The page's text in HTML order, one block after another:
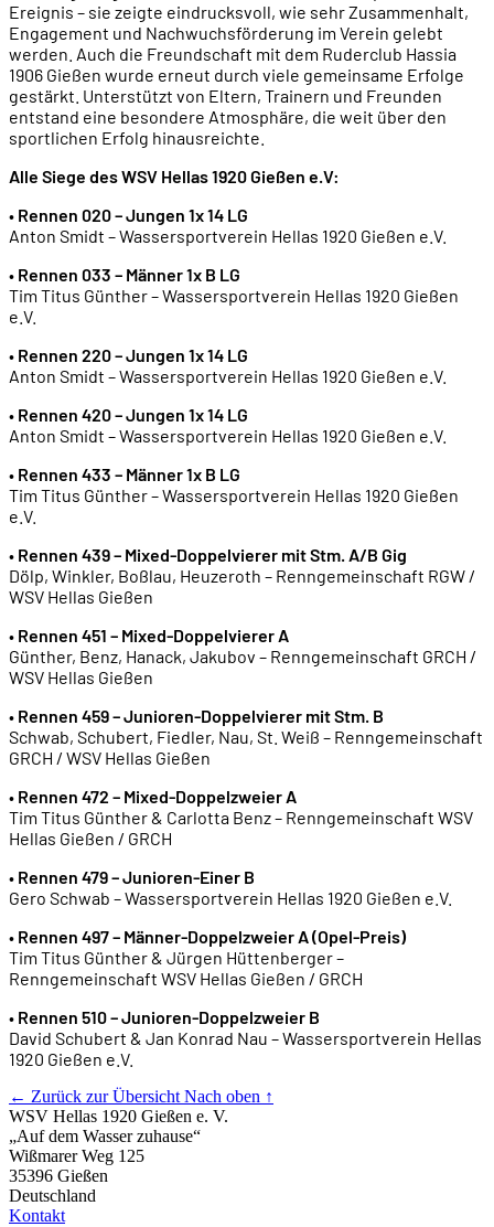
Ereignis – sie zeigte eindrucksvoll, wie sehr Zusammenhalt,
Engagement und Nachwuchsförderung im Verein gelebt
werden. Auch die Freundschaft mit dem Ruderclub Hassia
1906 Gießen wurde erneut durch viele gemeinsame Erfolge
gestärkt. Unterstützt von Eltern, Trainern und Freunden
entstand eine besondere Atmosphäre, die weit über den
sportlichen Erfolg hinausreichte.
Alle Siege des WSV Hellas 1920 Gießen e.V:
• Rennen 020 – Jungen 1x 14 LG
Anton Smidt – Wassersportverein Hellas 1920 Gießen e.V.
• Rennen 033 – Männer 1x B LG
Tim Titus Günther – Wassersportverein Hellas 1920 Gießen
e.V.
• Rennen 220 – Jungen 1x 14 LG
Anton Smidt – Wassersportverein Hellas 1920 Gießen e.V.
• Rennen 420 – Jungen 1x 14 LG
Anton Smidt – Wassersportverein Hellas 1920 Gießen e.V.
• Rennen 433 – Männer 1x B LG
Tim Titus Günther – Wassersportverein Hellas 1920 Gießen
e.V.
• Rennen 439 – Mixed-Doppelvierer mit Stm. A/B Gig
Dölp, Winkler, Boßlau, Heuzeroth – Renngemeinschaft RGW /
WSV Hellas Gießen
• Rennen 451 – Mixed-Doppelvierer A
Günther, Benz, Hanack, Jakubov – Renngemeinschaft GRCH /
WSV Hellas Gießen
• Rennen 459 – Junioren-Doppelvierer mit Stm. B
Schwab, Schubert, Fiedler, Nau, St. Weiß – Renngemeinschaft
GRCH / WSV Hellas Gießen
• Rennen 472 – Mixed-Doppelzweier A
Tim Titus Günther & Carlotta Benz – Renngemeinschaft WSV
Hellas Gießen / GRCH
• Rennen 479 – Junioren-Einer B
Gero Schwab – Wassersportverein Hellas 1920 Gießen e.V.
• Rennen 497 – Männer-Doppelzweier A (Opel-Preis)
Tim Titus Günther & Jürgen Hüttenberger –
Renngemeinschaft WSV Hellas Gießen / GRCH
• Rennen 510 – Junioren-Doppelzweier B
David Schubert & Jan Konrad Nau – Wassersportverein Hellas
1920 Gießen e.V.
← Zurück zur Übersicht Nach oben ↑
WSV Hellas 1920 Gießen e. V.
„Auf dem Wasser zuhause“
Wißmarer Weg 125
35396 Gießen
Deutschland
Kontakt